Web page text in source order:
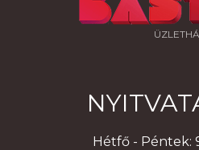
Hétfő - Péntek: